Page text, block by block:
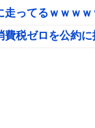
走ってるｗｗｗ
費税ゼロを公約